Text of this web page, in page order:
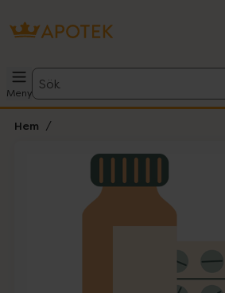
Meny
Sök
Hem
Lista: . Innehåller 1 objekt.